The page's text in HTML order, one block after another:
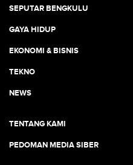
SEPUTAR BENGKULU
GAYA HIDUP
EKONOMI & BISNIS
TEKNO
NEWS
TENTANG KAMI
PEDOMAN MEDIA SIBER